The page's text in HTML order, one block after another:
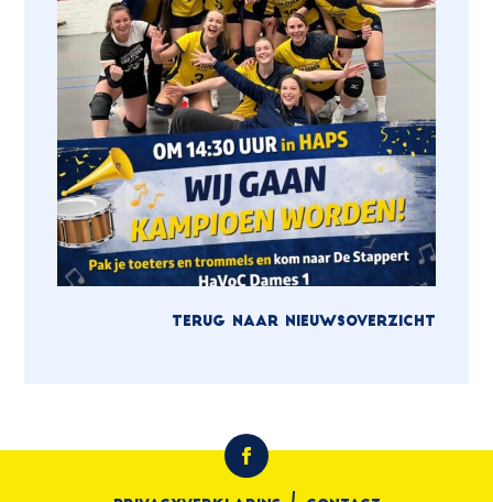
TERUG NAAR NIEUWSOVERZICHT